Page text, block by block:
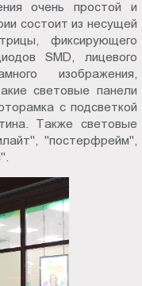
очень простой и
состоит из несущей
фиксирующего
SMD, лицевого
изображения,
световые панели
с подсветкой
Также световые
"постерфрейм",